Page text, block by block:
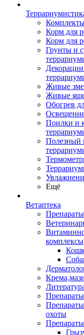
Корм для
Корм для
Грунты и
Живые
Живые
Обогрев
Поилки и
Полезный
Ещё
Ветаптека
комплексы
охоты